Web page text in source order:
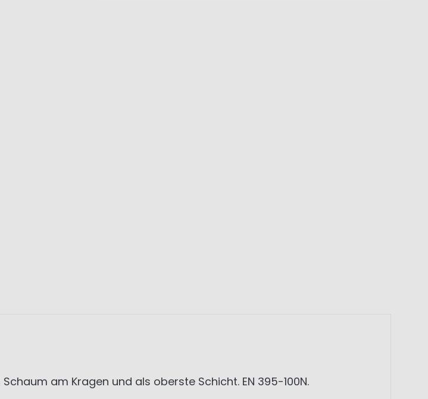
Schaum am Kragen und als oberste Schicht. EN 395-100N.